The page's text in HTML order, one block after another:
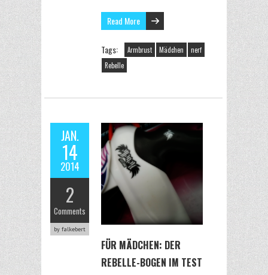
Read More
Tags: Armbrust Mädchen
nerf
Rebelle
JAN.
14
2014
2
Comments
by falkebert
FÜR MÄDCHEN: DER
REBELLE-BOGEN IM TEST